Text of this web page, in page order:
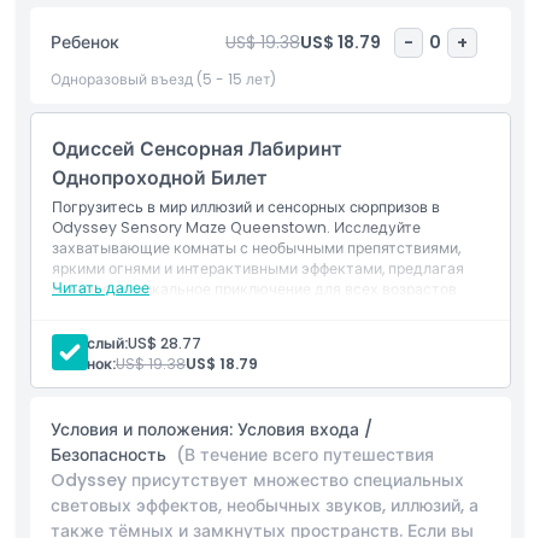
Включено
Политика в отношении детей и взрослых
Исключения
Часы работы
Вещи, которые нужно знать
Как воспользоваться
Ребенок US$ 19.38US$ 18.79 - 0 +
Одноразовый въезд (5 - 15 лет)
Одиссей Сенсорная Лабиринт
Однопроходной Билет
Погрузитесь в мир иллюзий и сенсорных сюрпризов в
Odyssey Sensory Maze Queenstown. Исследуйте
захватывающие комнаты с необычными препятствиями,
яркими огнями и интерактивными эффектами, предлагая
веселое и уникальное приключение для всех возрастов.
Читать далее
Взрослый:US$ 28.77
Ребенок:US$ 19.38US$ 18.79
Условия и положения: Условия входа /
Безопасность (В течение всего путешествия
Odyssey присутствует множество специальных
световых эффектов, необычных звуков, иллюзий, а
также тёмных и замкнутых пространств. Если вы